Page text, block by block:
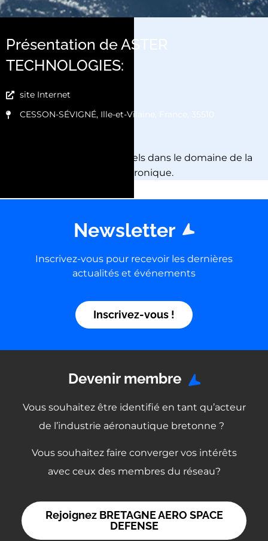
Présentation de ASTER
TECHNOLOGIES:
site Internet
CESSON-SÉVIGNÉ, Ille-et-Vilaine, France, 35510
Editeur de logiciels dans le domaine de la
production électronique.
Newsletter
Inscrivez-vous pour recevoir les dernières
actualités et événements
Inscrivez-vous !
Devenir membre
Vous souhaitez être identifié en tant qu’acteur
de l’industrie aéronautique bretonne ?
Vous souhaitez faire converger vos intérêts
avec ceux des membres du réseau?
Rejoignez BRETAGNE AERO SPACE
DEFENSE